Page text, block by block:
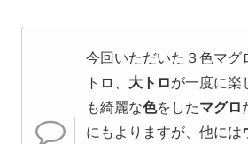
今回いただいた３色マグ
トロ、 大トロが一度に楽
も綺麗な色をしたマグロ
にもよりますが、他には